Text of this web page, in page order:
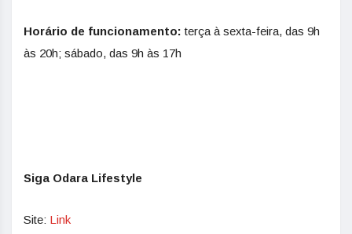
Horário de funcionamento: terça à sexta-feira, das 9h
às 20h; sábado, das 9h às 17h
Siga Odara Lifestyle
Site: Link